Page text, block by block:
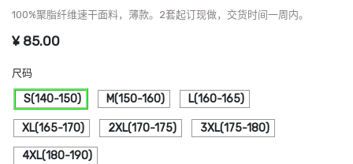
100%聚脂纤维速干面料，薄款。2套起订现做，交货时间一周内。
¥ 85.00
尺码
S(140-150) M(150-160) L(160-165)
XL(165-170) 2XL(170-175) 3XL(175-180)
4XL(180-190)